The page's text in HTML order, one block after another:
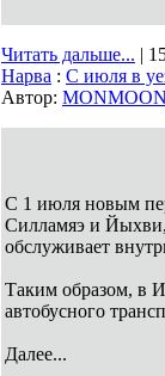
Читать дальше... |
Нарва : С июля в
Автор: MONMOON
С 1 июля новым
Силламяэ и Йыхви,
обслуживает
Таким образом, в
автобусного
Далее...